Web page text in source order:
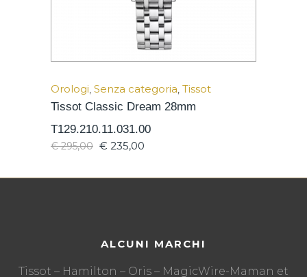
Orologi, Senza categoria, Tissot
Tissot Classic Dream 28mm
T129.210.11.031.00
€295,00 € 235,00
ALCUNI MARCHI
Tissot – Hamilton – Oris – MagicWire-Maman et